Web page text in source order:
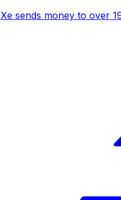
Xe sends money to over